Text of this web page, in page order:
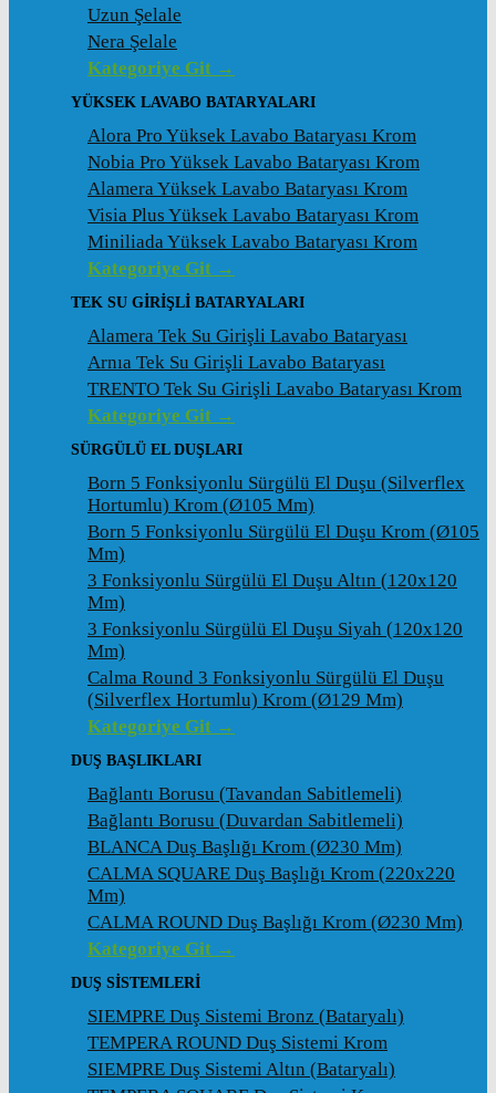
Uzun Şelale
Nera Şelale
Kategoriye Git →
YÜKSEK LAVABO BATARYALARI
Alora Pro Yüksek Lavabo Bataryası Krom
Nobia Pro Yüksek Lavabo Bataryası Krom
Alamera Yüksek Lavabo Bataryası Krom
Visia Plus Yüksek Lavabo Bataryası Krom
Miniliada Yüksek Lavabo Bataryası Krom
Kategoriye Git →
TEK SU GİRİŞLİ BATARYALARI
Alamera Tek Su Girişli Lavabo Bataryası
Arnıa Tek Su Girişli Lavabo Bataryası
TRENTO Tek Su Girişli Lavabo Bataryası Krom
Kategoriye Git →
SÜRGÜLÜ EL DUŞLARI
Born 5 Fonksiyonlu Sürgülü El Duşu (Silverflex
Hortumlu) Krom (ø105 Mm)
Born 5 Fonksiyonlu Sürgülü El Duşu Krom (ø105
Mm)
3 Fonksiyonlu Sürgülü El Duşu Altın (120x120
Mm)
3 Fonksiyonlu Sürgülü El Duşu Siyah (120x120
Mm)
Calma Round 3 Fonksiyonlu Sürgülü El Duşu
(Silverflex Hortumlu) Krom (ø129 Mm)
Kategoriye Git →
DUŞ BAŞLIKLARI
Bağlantı Borusu (Tavandan Sabitlemeli)
Bağlantı Borusu (Duvardan Sabitlemeli)
BLANCA Duş Başlığı Krom (ø230 Mm)
CALMA SQUARE Duş Başlığı Krom (220x220
Mm)
CALMA ROUND Duş Başlığı Krom (ø230 Mm)
Kategoriye Git →
DUŞ SİSTEMLERİ
SIEMPRE Duş Sistemi Bronz (Bataryalı)
TEMPERA ROUND Duş Sistemi Krom
SIEMPRE Duş Sistemi Altın (Bataryalı)